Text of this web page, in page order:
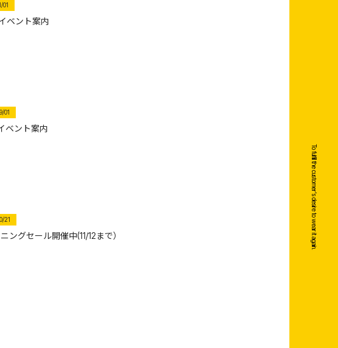
To fulfill the customer's desire to wear it again.
01
ベント案内
01
ベント案内
21
ングセール開催中(11/12まで）